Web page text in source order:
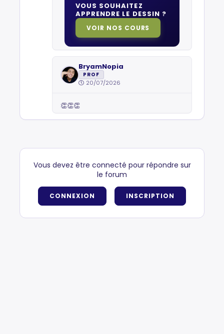
VOUS SOUHAITEZ
APPRENDRE LE DESSIN ?
VOIR NOS COURS
BryamNopia
PROF
20/07/2026
👏👏👏
Vous devez être connecté pour répondre sur
le forum
CONNEXION INSCRIPTION